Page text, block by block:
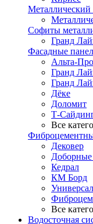
Металлический
Софиты
Гранд
Фасадные
Альта-
Гранд
Гранд
Дёке
Доломит
Т-
Все
Дековер
Кедрал
КМ Борд
Все
Водосточная